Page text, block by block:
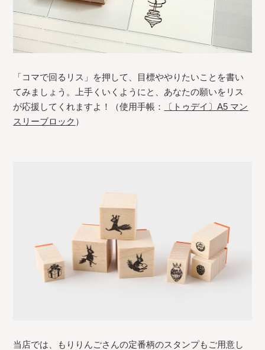
「コマで回るリス」を押して、目標ややりたいことを書い
てみましょう。上手くいくようにと、あなたの願いをリス
が応援してくれますよ！（使用手帳：
〔トゥデイ〕A5 マン
スリーブロック ）
当店では、もりりんごさんの定番柄のスタンプもご用意し